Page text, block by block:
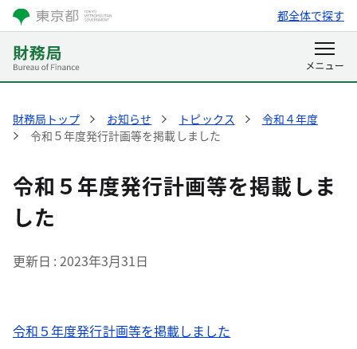
都全体で探す
財務局トップ お知らせ トピックス
令和４年度
令和５年度発行計画等を掲載しました
令和５年度発行計画等を掲載しま
した
更新日 2023年3月31日
令和５年度発行計画等を掲載しました